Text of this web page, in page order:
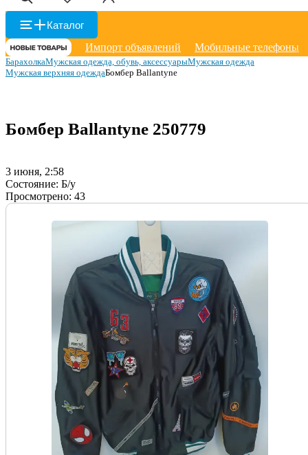
Каталог
Импорт объявлений
Мобильные телефоны
БарахолкаМужская одежда, обувь, аксессуарыМужская одежда
Мужская верхняя одеждаБомбер Ballantyne
Бомбер Ballantyne 250779
3 июня, 2:58
Состояние: Б/у
Просмотрено: 43